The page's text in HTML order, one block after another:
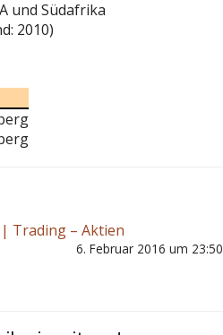
und Südafrika
2010)
Trading – Aktien
6. Februar 2016 um 23:50